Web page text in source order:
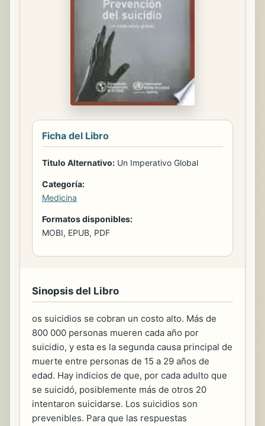
Ficha del Libro
Titulo Alternativo: Un Imperativo Global
Categoría:
Medicina
Formatos disponibles:
MOBI, EPUB, PDF
Sinopsis del Libro
os suicidios se cobran un costo alto. Más de
800 000 personas mueren cada año por
suicidio, y esta es la segunda causa principal de
muerte entre personas de 15 a 29 años de
edad. Hay indicios de que, por cada adulto que
se suicidó, posiblemente más de otros 20
intentaron suicidarse. Los suicidios son
prevenibles. Para que las respuestas